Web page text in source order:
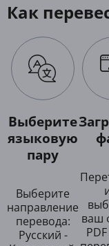
Как
Выберите
языковую
пару
Выберите
направление
перевода:
Русский -
ваш